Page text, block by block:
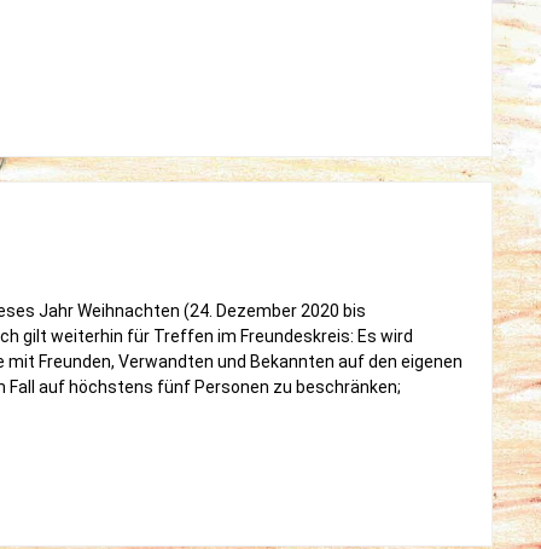
Jahr Weihnachten (24. Dezember 2020 bis
gilt weiterhin für Treffen im Freundeskreis: Es wird
Freunden, Verwandten und Bekannten auf den eigenen
Fall auf höchstens fünf Personen zu beschränken;